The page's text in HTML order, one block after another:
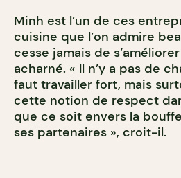
Minh est l’un de ces
cuisine que l’on admire
cesse jamais de
acharné. « Il n’y a pas de
faut travailler fort, mais
cette notion de respect
que ce soit envers la
ses partenaires », croit-il.